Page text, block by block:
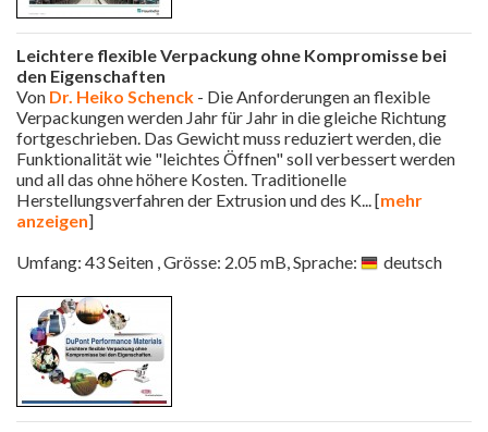
Leichtere flexible Verpackung ohne Kompromisse bei
den Eigenschaften
Von Dr. Heiko Schenck - Die Anforderungen an flexible
Verpackungen werden Jahr für Jahr in die gleiche Richtung
fortgeschrieben. Das Gewicht muss reduziert werden, die
Funktionalität wie "leichtes Öffnen" soll verbessert werden
und all das ohne höhere Kosten. Traditionelle
Herstellungsverfahren der Extrusion und des K... [mehr
anzeigen]
Umfang: 43 Seiten , Grösse: 2.05 mB, Sprache:
deutsch